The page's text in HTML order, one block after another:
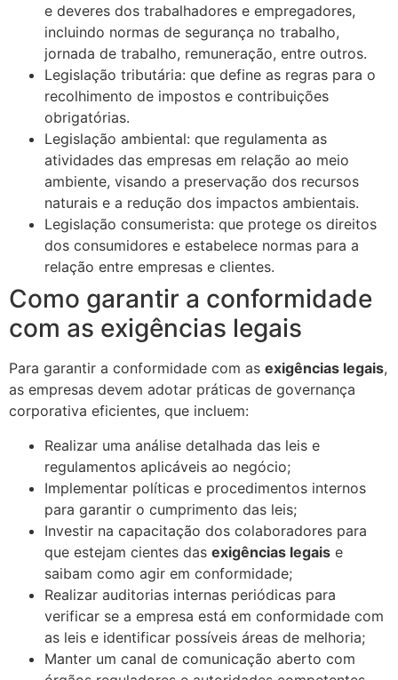
e deveres dos trabalhadores e empregadores,
incluindo normas de segurança no trabalho,
jornada de trabalho, remuneração, entre outros.
Legislação tributária: que define as regras para o
recolhimento de impostos e contribuições
obrigatórias.
Legislação ambiental: que regulamenta as
atividades das empresas em relação ao meio
ambiente, visando a preservação dos recursos
naturais e a redução dos impactos ambientais.
Legislação consumerista: que protege os direitos
dos consumidores e estabelece normas para a
relação entre empresas e clientes.
Como garantir a conformidade
com as exigências legais
Para garantir a conformidade com as exigências legais,
as empresas devem adotar práticas de governança
corporativa eficientes, que incluem:
Realizar uma análise detalhada das leis e
regulamentos aplicáveis ao negócio;
Implementar políticas e procedimentos internos
para garantir o cumprimento das leis;
Investir na capacitação dos colaboradores para
que estejam cientes das exigências legais e
saibam como agir em conformidade;
Realizar auditorias internas periódicas para
verificar se a empresa está em conformidade com
as leis e identificar possíveis áreas de melhoria;
Manter um canal de comunicação aberto com